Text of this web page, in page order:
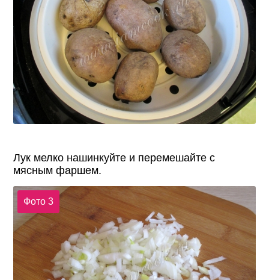
Лук мелко нашинкуйте и перемешайте с
мясным фаршем.
Фото 3